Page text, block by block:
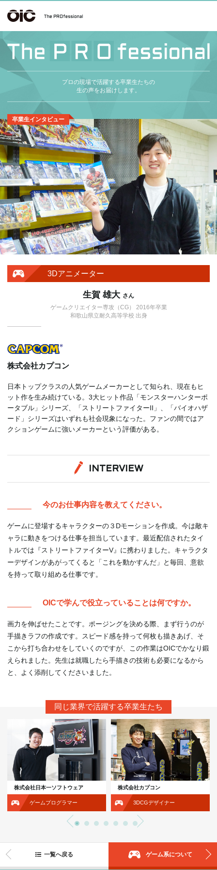
プロの現場で活躍する卒業生たちの
生の声をお届けします。
卒業生インタビュー
3Dアニメーター
生賀 雄大 さん
ゲームクリエイター専攻（CG） 2016年卒業
和歌山県立耐久高等学校 出身
株式会社カプコン
日本トップクラスの人気ゲームメーカーとして知られ、現在もヒ
ット作を生み続けている。3大ヒット作品「モンスターハンターポ
ータブル」シリーズ、「ストリートファイターII」、「バイオハザ
ード」シリーズはいずれも社会現象になった。ファンの間ではア
クションゲームに強いメーカーという評価がある。
INTERVIEW
今のお仕事内容を教えてください。
ゲームに登場するキャラクターの３Dモーションを作成。今は敵キ
ャラに動きをつける仕事を担当しています。最近配信されたタイ
トルでは『ストリートファイターV』に携わりました。キャラクタ
ーデザインがあがってくると「これを動かすんだ」と毎回、意欲
を持って取り組める仕事です。
OICで学んで役立っていることは何ですか。
画力を伸ばせたことです。ポージングを決める際、まず行うのが
手描きラフの作成です。スピード感を持って何枚も描きあげ、そ
こから打ち合わせをしていくのですが、この作業はOICでかなり鍛
えられました。先生は就職したら手描きの技術も必要になるから
と、よく添削してくださいました。
同じ業界で活躍する卒業生たち
株式会社日本一ソフトウェア
ゲームプログラマー
株式会社カプコン
3DCGデザイナー
一覧へ戻る ゲーム系について